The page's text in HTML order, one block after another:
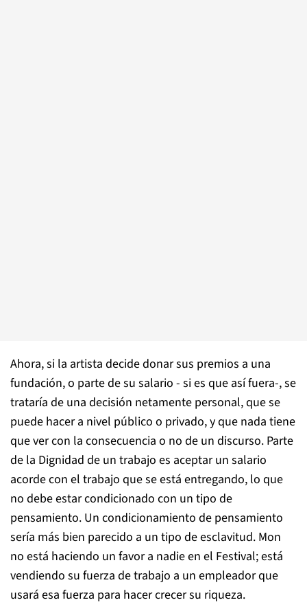
Ahora, si la artista decide donar sus premios a una
fundación, o parte de su salario - si es que así fuera-, se
trataría de una decisión netamente personal, que se
puede hacer a nivel público o privado, y que nada tiene
que ver con la consecuencia o no de un discurso. Parte
de la Dignidad de un trabajo es aceptar un salario
acorde con el trabajo que se está entregando, lo que
no debe estar condicionado con un tipo de
pensamiento. Un condicionamiento de pensamiento
sería más bien parecido a un tipo de esclavitud. Mon
no está haciendo un favor a nadie en el Festival; está
vendiendo su fuerza de trabajo a un empleador que
usará esa fuerza para hacer crecer su riqueza.